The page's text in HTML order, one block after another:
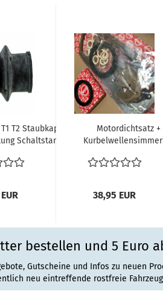
T2 Staubkappe
Schaltstange
Motordichtsatz +
38,95 EUR
bestellen und 5 Euro
Gutscheine und Infos zu neuen
neu eintreffende rostfreie